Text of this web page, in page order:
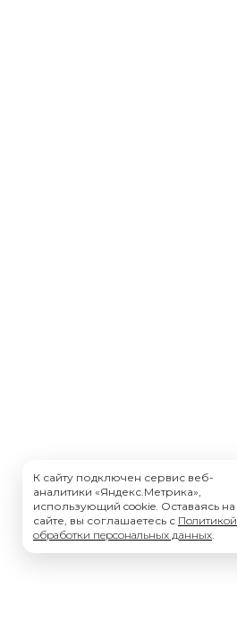
К сайту подключен сервис веб-
аналитики «Яндекс.Метрика»,
использующий cookie. Оставаясь на
сайте, вы соглашаетесь с Политикой
обработки персональных данных.